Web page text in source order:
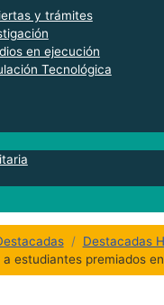
y trámites
en ejecución
Tecnológica
Destacadas
estudiantes premiados